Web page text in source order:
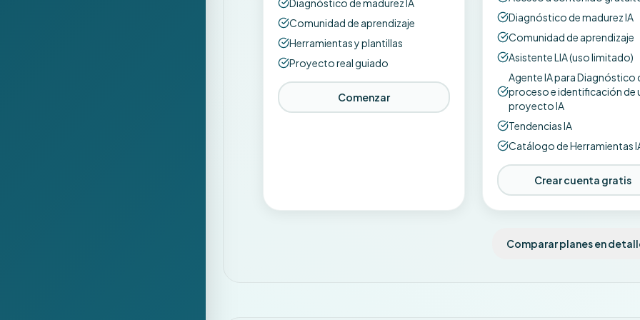
Diagnóstico de madurez IA
Comunidad de aprendizaje
Herramientas y plantillas
Proyecto real guiado
Comenzar
Diagnóstico de madurez IA
Comunidad de aprendizaje
Asistente LIA (uso limitado)
Agente IA para Diagnóstico
proceso e identificación de
proyecto IA
Tendencias IA
Catálogo de Herramientas
Crear cuenta gratis
Comparar planes en